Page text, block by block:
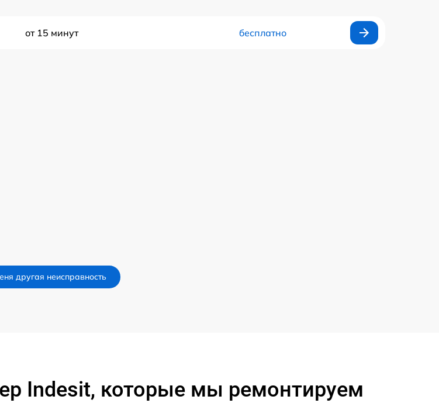
от 15 минут бесплатно
другая неисправность
Indesit, которые мы ремонтируем